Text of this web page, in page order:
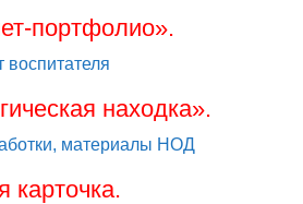
портфолио».
находка».
материалы НОД
карточка.